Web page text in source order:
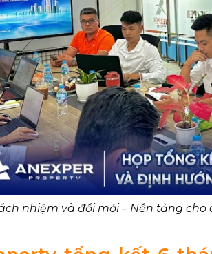
nhiệm và đổi mới – Nền tảng